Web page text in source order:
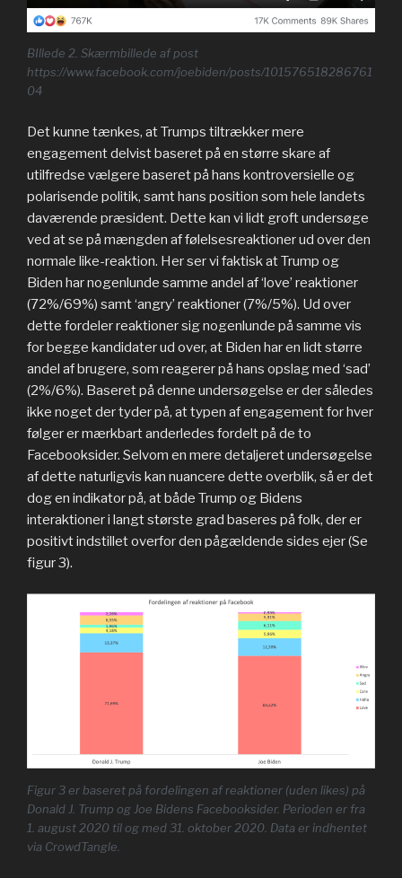
BIllede 2. Skærmbillede af post
https://www.facebook.com/joebiden/posts/101576518286761
04
Det kunne tænkes, at Trumps tiltrækker mere
engagement delvist baseret på en større skare af
utilfredse vælgere baseret på hans kontroversielle og
polarisende politik, samt hans position som hele landets
daværende præsident. Dette kan vi lidt groft undersøge
ved at se på mængden af følelsesreaktioner ud over den
normale like-reaktion. Her ser vi faktisk at Trump og
Biden har nogenlunde samme andel af ‘love’ reaktioner
(72%/69%) samt ‘angry’ reaktioner (7%/5%). Ud over
dette fordeler reaktioner sig nogenlunde på samme vis
for begge kandidater ud over, at Biden har en lidt større
andel af brugere, som reagerer på hans opslag med ‘sad’
(2%/6%). Baseret på denne undersøgelse er der således
ikke noget der tyder på, at typen af engagement for hver
følger er mærkbart anderledes fordelt på de to
Facebooksider. Selvom en mere detaljeret undersøgelse
af dette naturligvis kan nuancere dette overblik, så er det
dog en indikator på, at både Trump og Bidens
interaktioner i langt største grad baseres på folk, der er
positivt indstillet overfor den pågældende sides ejer (Se
figur 3).
Figur 3 er baseret på fordelingen af reaktioner (uden likes) på
Donald J. Trump og Joe Bidens Facebooksider. Perioden er fra
1. august 2020 til og med 31. oktober 2020. Data er indhentet
via CrowdTangle.